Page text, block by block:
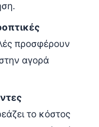
προσφέρουν
αγορά
το κόστος